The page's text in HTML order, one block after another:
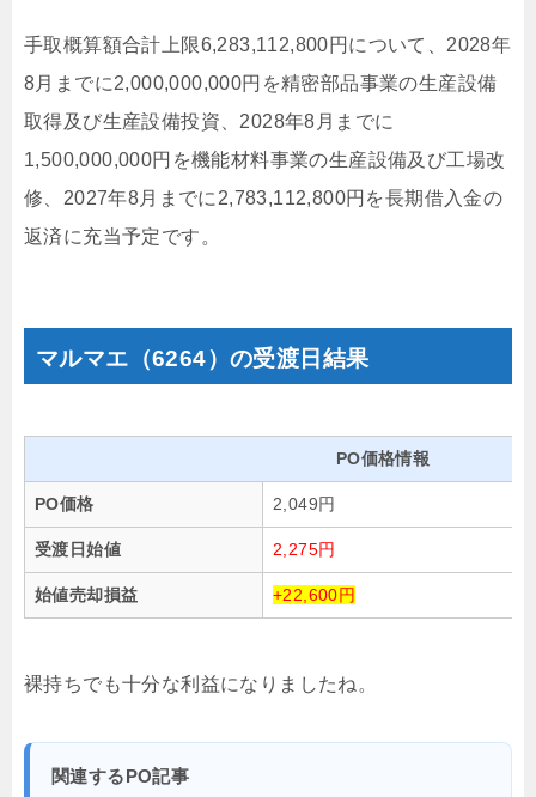
手取概算額合計上限6,283,112,800円について、2028年
8月までに2,000,000,000円を精密部品事業の生産設備
取得及び生産設備投資、2028年8月までに
1,500,000,000円を機能材料事業の生産設備及び工場改
修、2027年8月までに2,783,112,800円を長期借入金の
返済に充当予定です。
マルマエ（6264）の受渡日結果
PO価格情報
PO価格 2,049円
受渡日始値 2,275円
始値売却損益 +22,600円
裸持ちでも十分な利益になりましたね。
関連するPO記事